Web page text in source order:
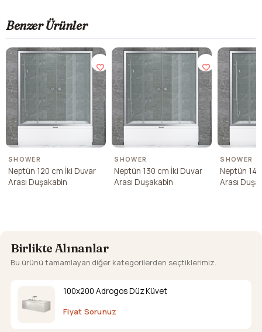
Benzer Ürünler
SHOWER
Neptün 120 cm İki Duvar
Arası Duşakabin
SHOWER
Neptün 130 cm İki Duvar
Arası Duşakabin
SHOWER
Neptün
Arası
Birlikte Alınanlar
Bu ürünü tamamlayan diğer kategorilerden seçtiklerimiz.
100x200 Adrogos Düz Küvet
Fiyat Sorunuz